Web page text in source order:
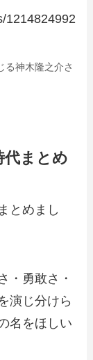
1214824992
る神木隆之介さ
代まとめ
とめまし
・勇敢さ・
演じ分けら
名をほしい